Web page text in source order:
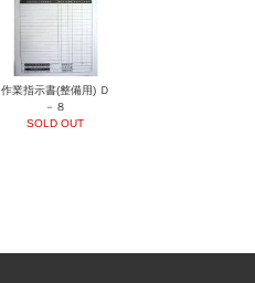
作業指示書(整備用) Ｄ
－８
SOLD OUT